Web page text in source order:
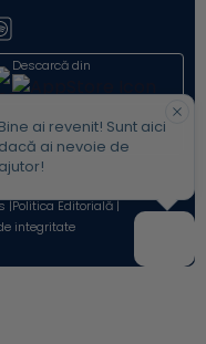
Descarcă din
Online |
|Politica Editorială |
integritate
Bine ai revenit! Sunt aici
dacă ai nevoie de
ajutor!